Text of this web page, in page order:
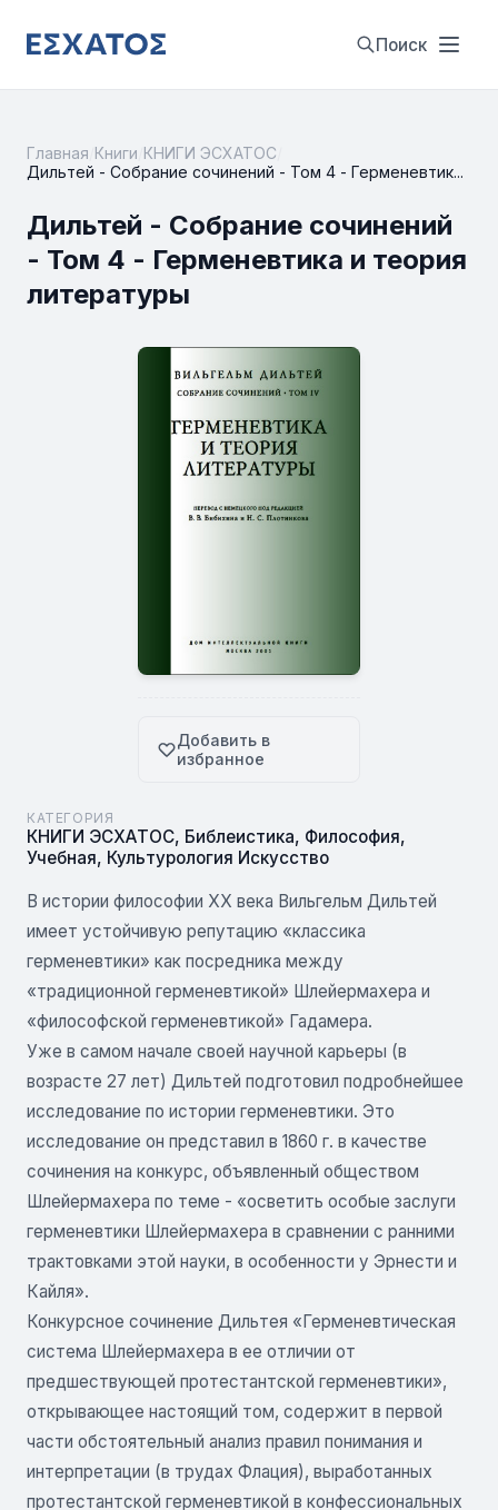
Поиск
Главная Книги КНИГИ ЭСХАТОС
Дильтей - Собрание сочинений - Том 4 - Герменевтик...
Дильтей - Собрание сочинений
- Том 4 - Герменевтика и теория
литературы
Добавить в
избранное
КАТЕГОРИЯ
КНИГИ ЭСХАТОС, Библеистика, Философия,
Учебная, Культурология Искусство
В истории философии XX века Вильгельм Дильтей
имеет устойчивую репутацию «классика
герменевтики» как посредника между
«традиционной герменевтикой» Шлейермахера и
«философской герменевтикой» Гадамера.
Уже в самом начале своей научной карьеры (в
возрасте 27 лет) Дильтей подготовил подробнейшее
исследование по истории герменевтики. Это
исследование он представил в 1860 г. в качестве
сочинения на конкурс, объявленный обществом
Шлейермахера по теме - «осветить особые заслуги
герменевтики Шлейермахера в сравнении с ранними
трактовками этой науки, в особенности у Эрнести и
Кайля».
Конкурсное сочинение Дильтея «Герменевтическая
система Шлейермахера в ее отличии от
предшествующей протестантской герменевтики»,
открывающее настоящий том, содержит в первой
части обстоятельный анализ правил понимания и
интерпретации (в трудах Флация), выработанных
протестантской герменевтикой в конфессиональных